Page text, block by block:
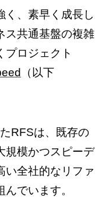
く、素早く成長し
ス共通基盤の複雑
プロジェクト
（以下
RFSは、既存の
規模かつスピーデ
い全社的なリファ
でいます。